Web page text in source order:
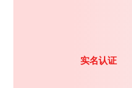
实名认证